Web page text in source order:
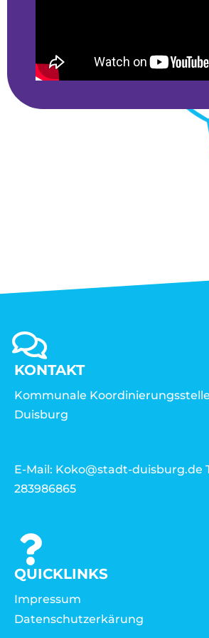
KONTAKT
Kommunale
Duisburg
E-Mail: Koko@stadt-duisburg.de
283986865
QUICKLINKS
Impressum
Datenschutzerkärung